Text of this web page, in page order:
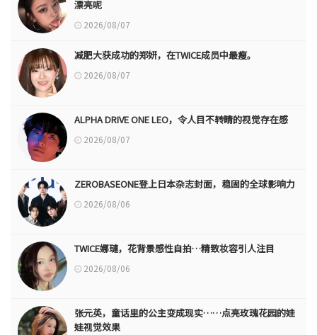
漂亮呢
2026/08/07
减肥大获成功的郑妍，在TWICE成员中最瘦。
2026/08/07
ALPHA DRIVE ONE LEO，令人目不转睛的视觉存在感
2026/08/07
ZEROBASEONE登上日本杂志封面，稳固的全球影响力
2026/08/06
TWICE娜璉，花背景感性自拍…精致妆容引人注目
2026/08/06
张元英，童话里的公主变成现实……点亮玫瑰花园的娃
娃视觉效果